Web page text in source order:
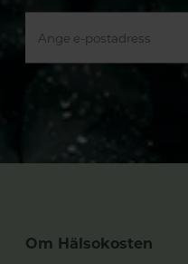
Om Hälsokosten